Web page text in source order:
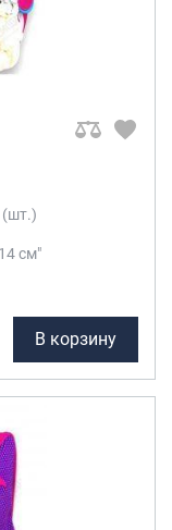
см"
В корзину